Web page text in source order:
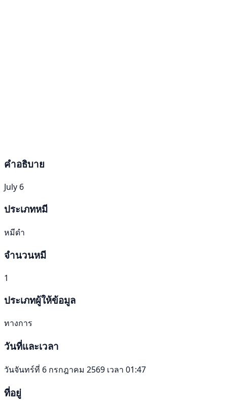
คำอธิบาย
July 6
ประเภทหมี
หมีดำ
จำนวนหมี
1
ประเภทผู้ให้ข้อมูล
ทางการ
วันที่และเวลา
วันจันทร์ที่ 6 กรกฎาคม 2569 เวลา 01:47
ที่อยู่